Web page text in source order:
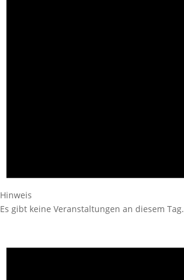
Hinweis
Es gibt keine Veranstaltungen an diesem Tag.